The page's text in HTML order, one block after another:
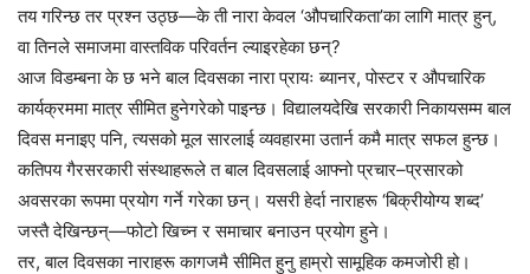
तय गरिन्छ तर प्रश्न उठ्छ—के ती नारा केवल ‘औपचारिकता’का लागि मात्र हुन्,
वा तिनले समाजमा वास्तविक परिवर्तन ल्याइरहेका छन्?
आज विडम्बना के छ भने बाल दिवसका नारा प्रायः ब्यानर, पोस्टर र औपचारिक
कार्यक्रममा मात्र सीमित हुनेगरेको पाइन्छ। विद्यालयदेखि सरकारी निकायसम्म बाल
दिवस मनाइए पनि, त्यसको मूल सारलाई व्यवहारमा उतार्न कमै मात्र सफल हुन्छ।
कतिपय गैरसरकारी संस्थाहरूले त बाल दिवसलाई आफ्नो प्रचार–प्रसारको
अवसरका रूपमा प्रयोग गर्ने गरेका छन्। यसरी हेर्दा नाराहरू ‘बिक्रीयोग्य शब्द’
जस्तै देखिन्छन्—फोटो खिच्न र समाचार बनाउन प्रयोग हुने।
तर, बाल दिवसका नाराहरू कागजमै सीमित हुनु हाम्रो सामूहिक कमजोरी हो।